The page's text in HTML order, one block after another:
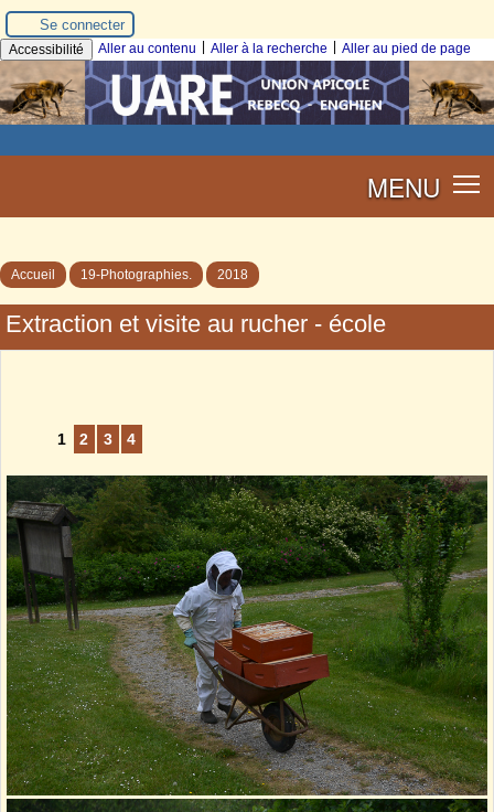
Se connecter
Accessibilité Aller au contenu Aller à la recherche Aller au pied de page
MENU
Accueil 19-Photographies. 2018
Extraction et visite au rucher - école
1 2 3 4